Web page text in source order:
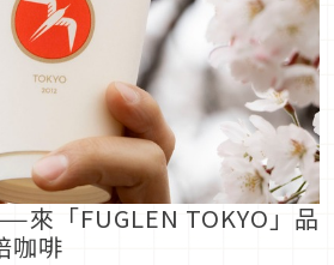
來「FUGLEN TOKYO」品
咖啡